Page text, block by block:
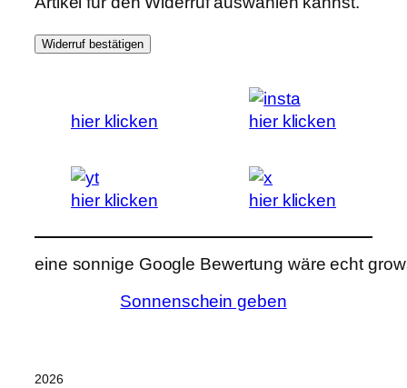
Widerruf bestätigen
hier klicken hier klicken
hier klicken hier klicken
eine sonnige Google Bewertung wäre echt
Sonnenschein geben
2026